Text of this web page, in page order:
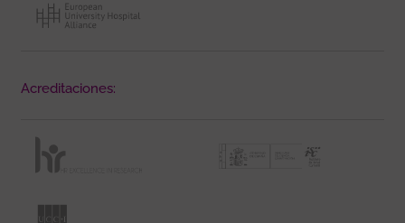
Acreditaciones: